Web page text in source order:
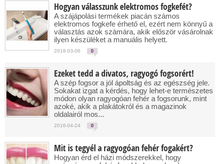
Hogyan válasszunk elektromos fogkefét?
A szájápolási termékek piacán számos
elektromos fogkefe érhető el, ezért nem könnyű a
választás azok számára, akik először vásárolnak
ilyen készüléket a manuális helyett.
2018-03-06 0
Ezeket tedd a divatos, ragyogó fogsorért!
A szép fogsor a jól ápoltság és az egészség jele.
Sokakat izgat a kérdés, hogy lehet-e természetes
módon olyan ragyogóan fehér a fogsorunk, mint
azoké, akik a plakátokról és a magazinok
oldalairól mos...
2016-04-24 0
Mit is tegyél a ragyogóan fehér fogakért?
Hogyan érd el házi módszerekkel, hogy